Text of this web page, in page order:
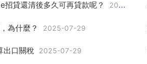
招貸還清後多久可再貸款呢？ 2025-07-29
為什麼？ 2025-07-29
出口關稅 2025-07-29